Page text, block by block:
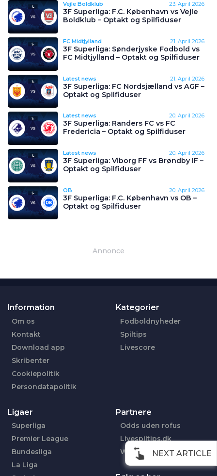
NEXT ARTICLE
Vejle Boldklub 23. April 2026
3F Superliga: F.C. København vs Vejle
Boldklub – Optakt og Spilfiduser
FC Midtjylland 21. April 2026
3F Superliga: Sønderjyske Fodbold vs
FC Midtjylland – Optakt og Spilfiduser
Latest news 21. April 2026
3F Superliga: FC Nordsjælland vs AGF –
Optakt og Spilfiduser
Latest news 20. April 2026
3F Superliga: Randers FC vs FC
Fredericia – Optakt og Spilfiduser
Latest news 20. April 2026
3F Superliga: Viborg FF vs Brøndby IF –
Optakt og Spilfiduser
OB 20. April 2026
3F Superliga: F.C. København vs OB –
Optakt og Spilfiduser
Annonce
Information
Om os
Kontakt
Download app
Skribenter
Cookiepolitik
Persondatapolitik
Kategorier
Fodboldnyheder
Spiltips
Livescore
Ligaer
Superliga
Premier League
Bundesliga
La Liga
Partnere
Odds uden rofus
Livespiltips.dk
Wettentippsheute.de